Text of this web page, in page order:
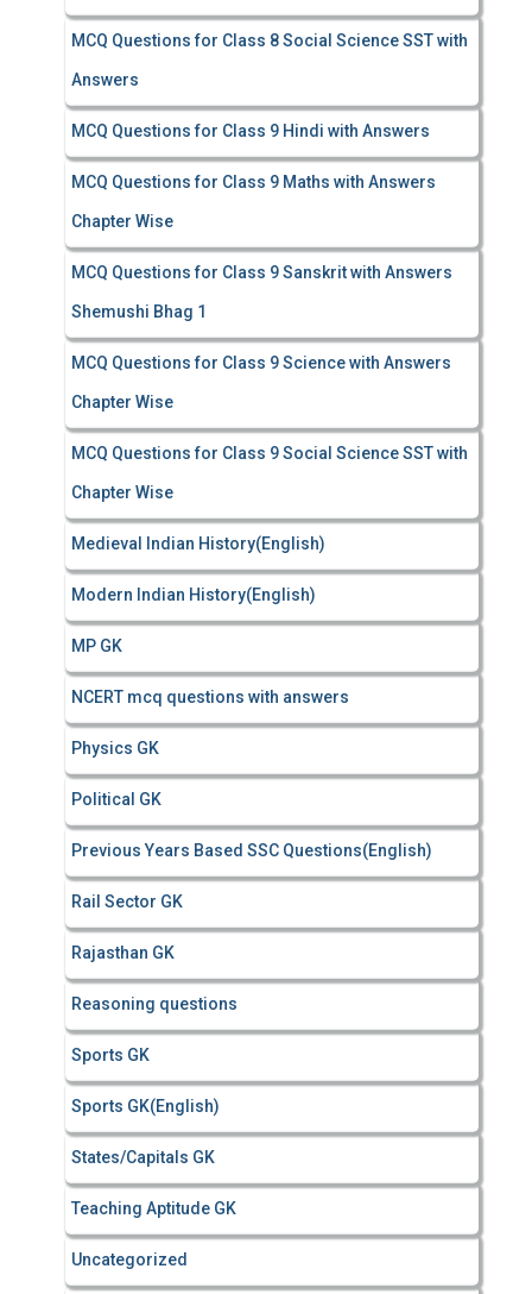
MCQ Questions for Class 8 Social Science SST with
Answers
MCQ Questions for Class 9 Hindi with Answers
MCQ Questions for Class 9 Maths with Answers
Chapter Wise
MCQ Questions for Class 9 Sanskrit with Answers
Shemushi Bhag 1
MCQ Questions for Class 9 Science with Answers
Chapter Wise
MCQ Questions for Class 9 Social Science SST with
Chapter Wise
Medieval Indian History(English)
Modern Indian History(English)
MP GK
NCERT mcq questions with answers
Physics GK
Political GK
Previous Years Based SSC Questions(English)
Rail Sector GK
Rajasthan GK
Reasoning questions
Sports GK
Sports GK(English)
States/Capitals GK
Teaching Aptitude GK
Uncategorized